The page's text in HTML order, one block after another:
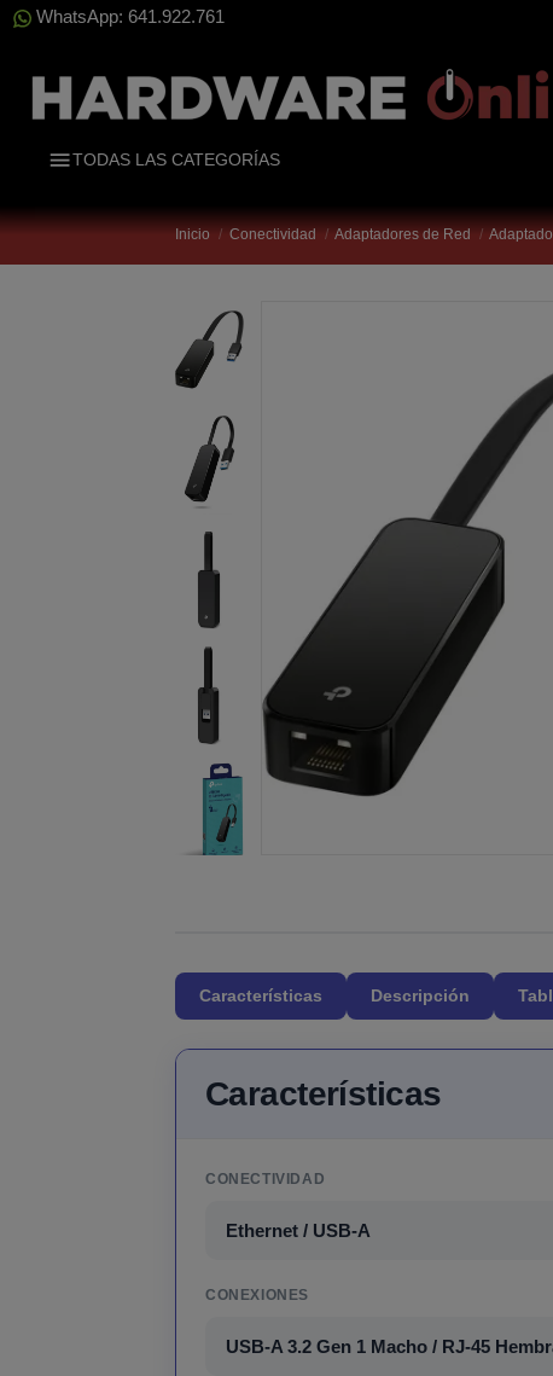
WhatsApp: 641.922.761
TODAS LAS CATEGORÍAS
Inicio Conectividad Adaptadores de Red
Características Descripción
Características
CONECTIVIDAD
Ethernet / USB-A
CONEXIONES
USB-A 3.2 Gen 1 Macho / RJ-45